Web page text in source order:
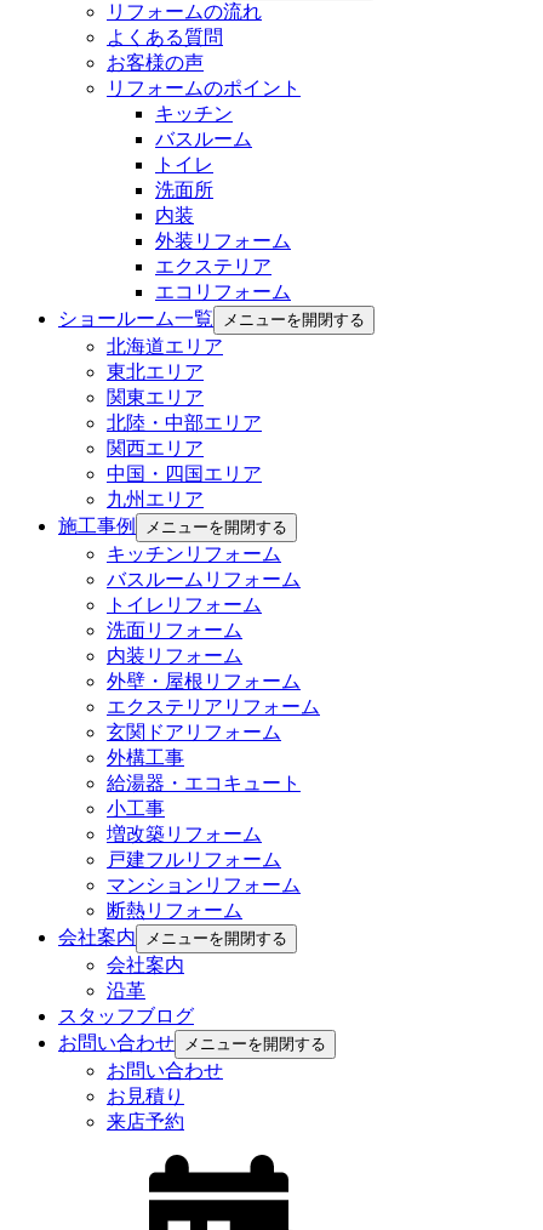
リフォームの流れ
よくある質問
お客様の声
リフォームのポイント
キッチン
バスルーム
トイレ
洗面所
内装
外装リフォーム
エクステリア
エコリフォーム
ショールーム一覧
メニューを開閉する
北海道エリア
東北エリア
関東エリア
北陸・中部エリア
関西エリア
中国・四国エリア
九州エリア
施工事例
メニューを開閉する
キッチンリフォーム
バスルームリフォーム
トイレリフォーム
洗面リフォーム
内装リフォーム
外壁・屋根リフォーム
エクステリアリフォーム
玄関ドアリフォーム
外構工事
給湯器・エコキュート
小工事
増改築リフォーム
戸建フルリフォーム
マンションリフォーム
断熱リフォーム
会社案内
メニューを開閉する
会社案内
沿革
スタッフブログ
お問い合わせ
メニューを開閉する
お問い合わせ
お見積り
来店予約